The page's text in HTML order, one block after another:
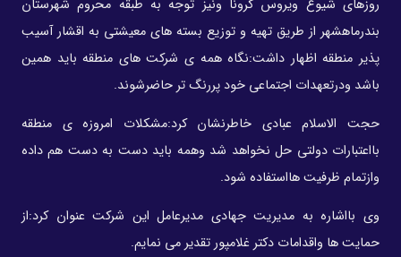
روزهای شیوع ویروس کرونا ونیز توجه به طبقه محروم شهرستان
بندرماهشهر از طریق تهیه و توزیع بسته های معیشتی به اقشار آسیب
پذیر منطقه اظهار داشت:نگاه همه ی شرکت های منطقه باید همین
باشد ودرتعهدات اجتماعی خود پررنگ تر حاضرشوند.
حجت الاسلام عبادی خاطرنشان کرد:مشکلات امروزه ی منطقه
بااعتبارات دولتی حل نخواهد شد وهمه باید دست به دست هم داده
وازتمام ظرفیت هااستفاده شود.
وی بااشاره به مدیریت جهادی مدیرعامل این شرکت عنوان کرد:از
حمایت ها واقدامات دکتر غلامپور تقدیر می نمایم.